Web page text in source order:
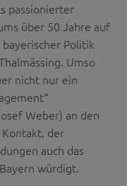
passionierter
über 50 Jahre auf
Politik
Umso
nicht nur ein
Weber) an den
der
auch das
würdigt.